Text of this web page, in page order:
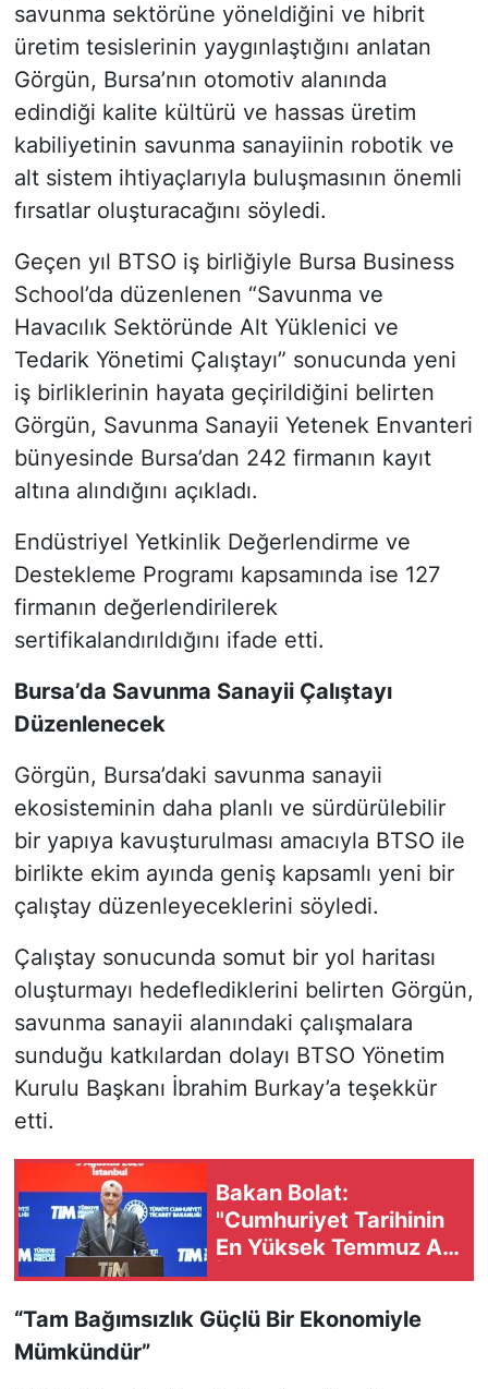
savunma sektörüne yöneldiğini ve hibrit
üretim tesislerinin yaygınlaştığını anlatan
Görgün, Bursa’nın otomotiv alanında
edindiği kalite kültürü ve hassas üretim
kabiliyetinin savunma sanayiinin robotik ve
alt sistem ihtiyaçlarıyla buluşmasının önemli
fırsatlar oluşturacağını söyledi.
Geçen yıl BTSO iş birliğiyle Bursa Business
School’da düzenlenen “Savunma ve
Havacılık Sektöründe Alt Yüklenici ve
Tedarik Yönetimi Çalıştayı” sonucunda yeni
iş birliklerinin hayata geçirildiğini belirten
Görgün, Savunma Sanayii Yetenek Envanteri
bünyesinde Bursa’dan 242 firmanın kayıt
altına alındığını açıkladı.
Endüstriyel Yetkinlik Değerlendirme ve
Destekleme Programı kapsamında ise 127
firmanın değerlendirilerek
sertifikalandırıldığını ifade etti.
Bursa’da Savunma Sanayii Çalıştayı
Düzenlenecek
Görgün, Bursa’daki savunma sanayii
ekosisteminin daha planlı ve sürdürülebilir
bir yapıya kavuşturulması amacıyla BTSO ile
birlikte ekim ayında geniş kapsamlı yeni bir
çalıştay düzenleyeceklerini söyledi.
Çalıştay sonucunda somut bir yol haritası
oluşturmayı hedeflediklerini belirten Görgün,
savunma sanayii alanındaki çalışmalara
sunduğu katkılardan dolayı BTSO Yönetim
Kurulu Başkanı İbrahim Burkay’a teşekkür
etti.
Bakan Bolat:
"Cumhuriyet Tarihinin
En Yüksek Temmuz Ayı
“Tam Bağımsızlık Güçlü Bir Ekonomiyle
Mümkündür”